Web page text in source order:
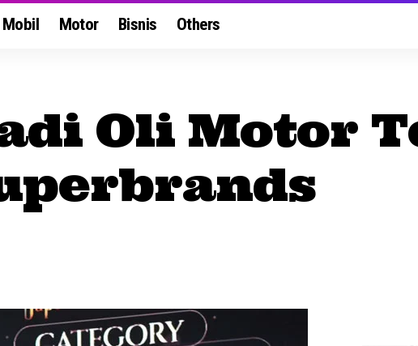
Mobil Motor Bisnis Others
Oli Motor